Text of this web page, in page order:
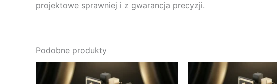
projektowe sprawniej i z gwarancja precyzji.
Podobne produkty